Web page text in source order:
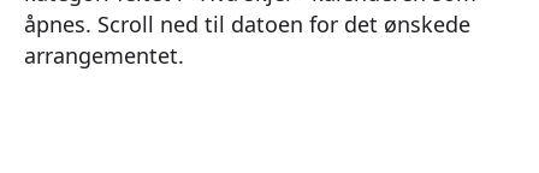
åpnes. Scroll ned til datoen for det ønskede
arrangementet.